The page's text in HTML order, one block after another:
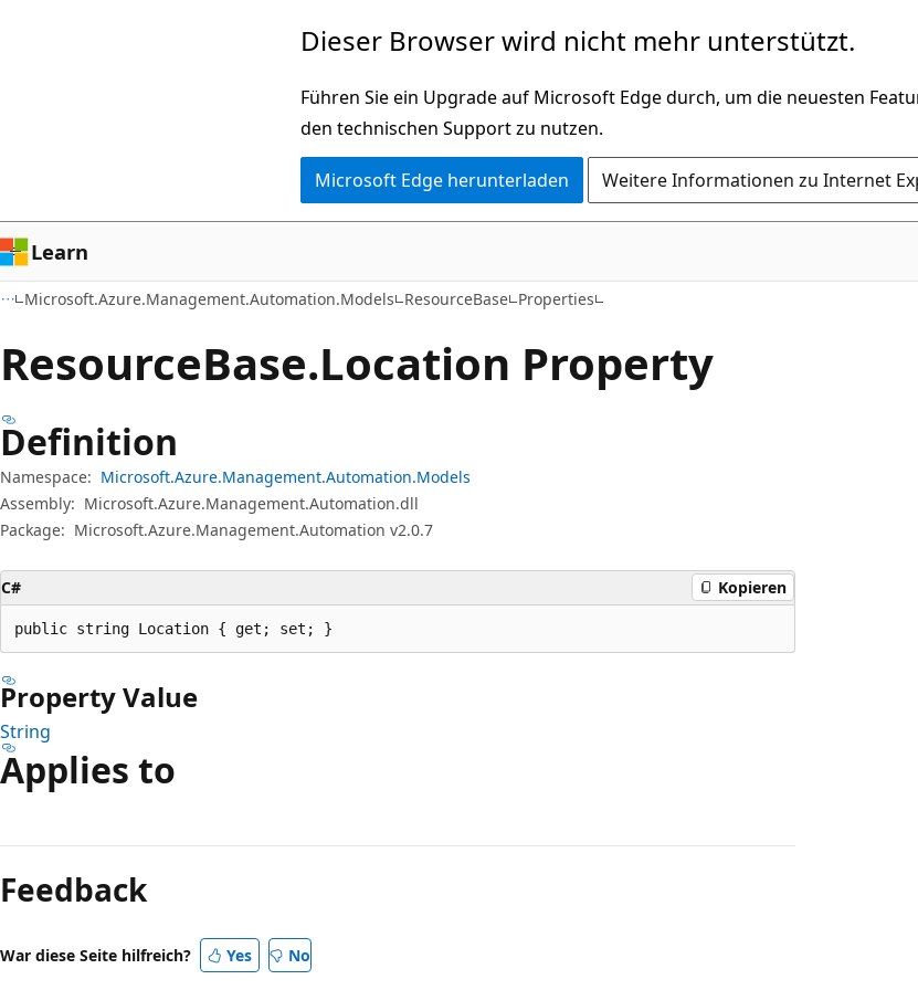
Dieser Browser wird nicht mehr unterstützt.
Führen Sie ein Upgrade auf Microsoft Edge durch, um die neuesten
den technischen Support zu nutzen.
Microsoft Edge herunterladen Weitere Informationen zu Internet
Learn
Microsoft.Azure.Management.Automation.Models ResourceBase Properties
ResourceBase.Location Property
Definition
Namespace: Microsoft.Azure.Management.Automation.Models
Assembly: Microsoft.Azure.Management.Automation.dll
Package: Microsoft.Azure.Management.Automation v2.0.7
C# Kopieren
public string Location { get; set; }
Property Value
String
Applies to
Feedback
War diese Seite hilfreich? Yes No